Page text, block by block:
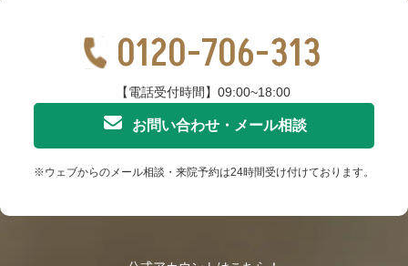
0120-706-313
【電話受付時間】09:00~18:00
お問い合わせ・メール相談
※ウェブからのメール相談・来院予約は24時間受け付けております。